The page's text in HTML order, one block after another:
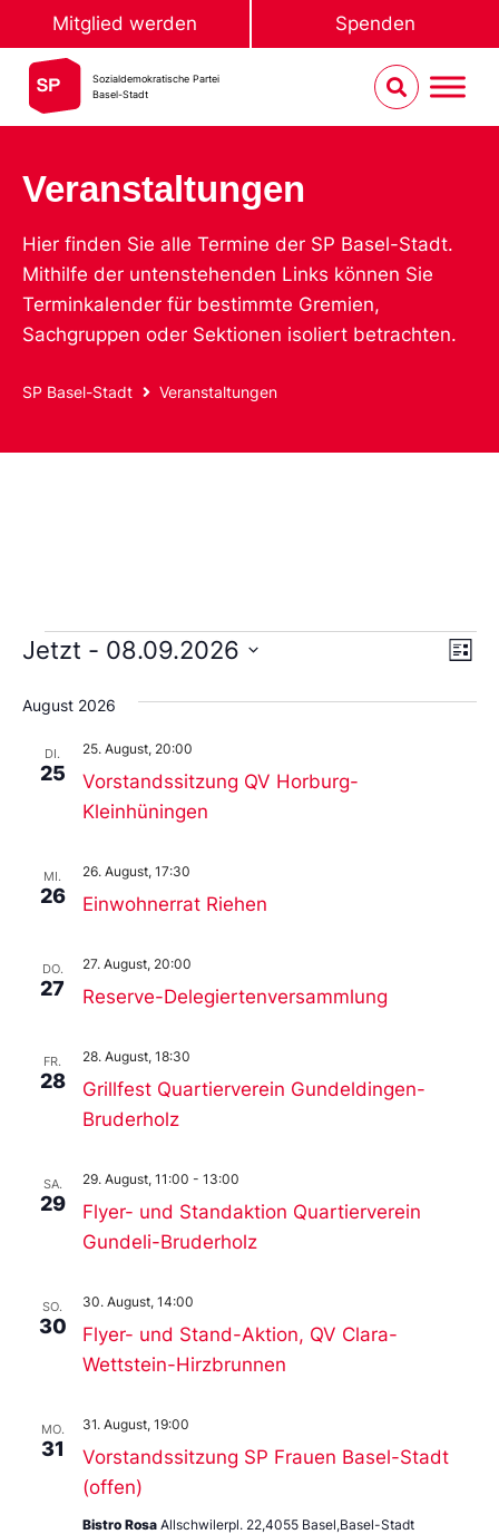
Mitglied werden Spenden
Sozialdemokratische Partei
Basel-Stadt
Veranstaltungen
Hier finden Sie alle Termine der SP Basel-Stadt.
Mithilfe der untenstehenden Links können Sie
Terminkalender für bestimmte Gremien,
Sachgruppen oder Sektionen isoliert betrachten.
SP Basel-Stadt Veranstaltungen
Liste
Jetzt - 08.09.2026
Sie
das
aus.
August 2026
DI.
25
Vorstandssitzung QV Horburg-
Kleinhüningen
25. August, 20:00
MI.
26 Einwohnerrat Riehen
26. August, 17:30
DO.
27 Reserve-Delegiertenversammlung
27. August, 20:00
FR.
28
Grillfest Quartierverein Gundeldingen-
Bruderholz
28. August, 18:30
SA.
29
Flyer- und Standaktion Quartierverein
Gundeli-Bruderholz
29. August, 11:00 - 13:00
SO.
30
Flyer- und Stand-Aktion, QV Clara-
Wettstein-Hirzbrunnen
30. August, 14:00
MO.
31
Vorstandssitzung SP Frauen Basel-Stadt
(offen)
31. August, 19:00
Bistro Rosa Allschwilerpl. 22,4055 Basel,Basel-Stadt